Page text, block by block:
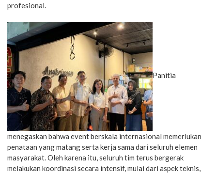
profesional.
Panitia
menegaskan bahwa event berskala internasional memerlukan
penataan yang matang serta kerja sama dari seluruh elemen
masyarakat. Oleh karena itu, seluruh tim terus bergerak
melakukan koordinasi secara intensif, mulai dari aspek teknis,